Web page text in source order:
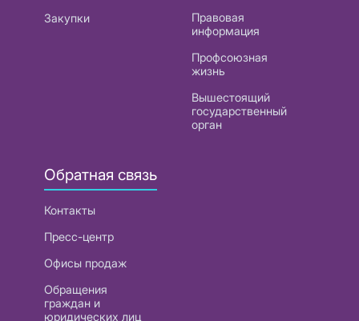
Закупки
Правовая
информация
Профсоюзная
жизнь
Вышестоящий
государственный
орган
Обратная связь
Контакты
Пресс-центр
Офисы продаж
Обращения
граждан и
юридических лиц